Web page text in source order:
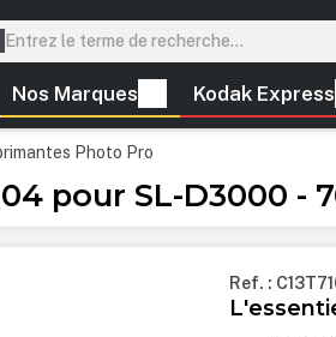
Nos Marques Kodak Express
Photo Pro
pour SL-D3000 -
Ref. :